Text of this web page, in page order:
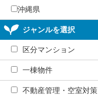
沖縄県
ジャンルを選択
区分マンション
一棟物件
不動産管理・空室対策